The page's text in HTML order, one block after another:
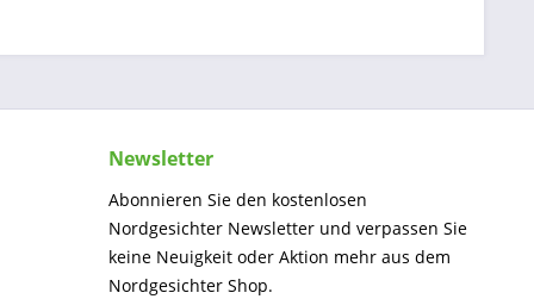
Newsletter
Abonnieren Sie den kostenlosen
Nordgesichter Newsletter und verpassen Sie
keine Neuigkeit oder Aktion mehr aus dem
Nordgesichter Shop.